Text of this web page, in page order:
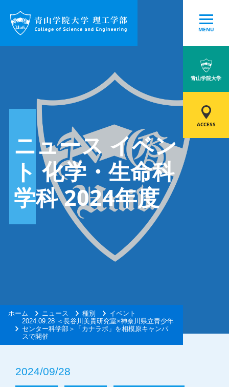
MENU
青山学院大学
ACCESS
ニュース イベン
ト 化学・生命科
学科 2024年度
ホーム ニュース 種別
イベント
2024.09.28 ＜長谷川美貴研究室×神奈川県立青少年
センター科学部＞「カナラボ」を相模原キャンパ
スで開催
2024/09/28